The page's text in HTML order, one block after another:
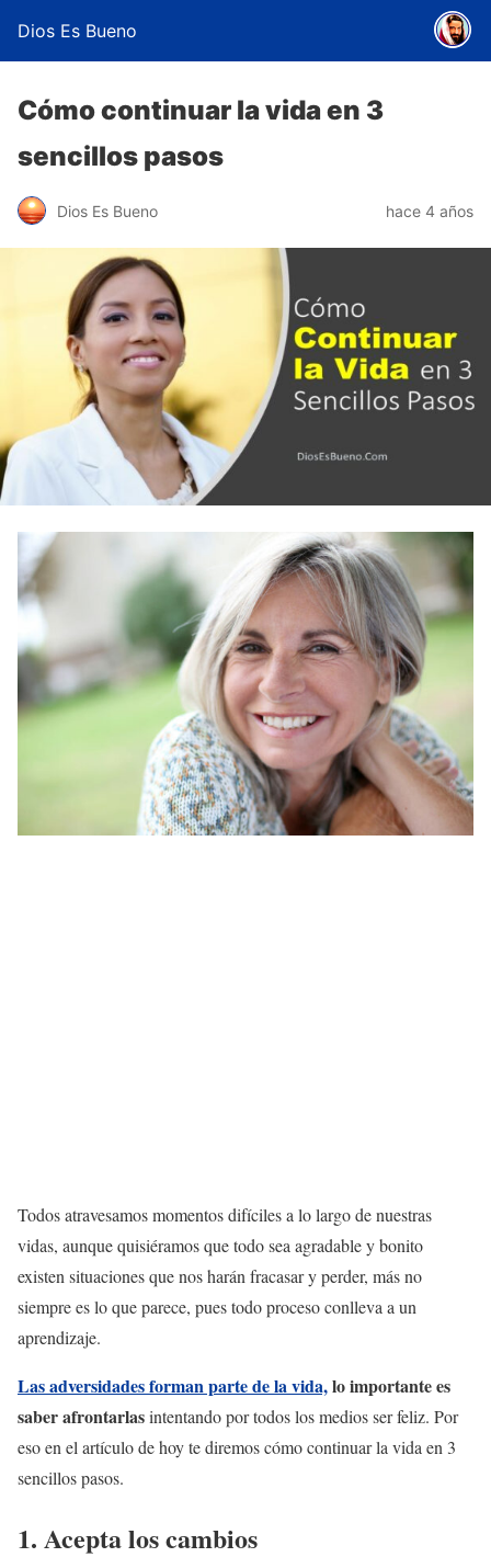
Dios Es Bueno
Cómo continuar la vida en 3
sencillos pasos
Dios Es Bueno hace 4 años
Todos atravesamos momentos difíciles a lo largo de nuestras
vidas, aunque quisiéramos que todo sea agradable y bonito
existen situaciones que nos harán fracasar y perder, más no
siempre es lo que parece, pues todo proceso conlleva a un
aprendizaje.
Las adversidades forman parte de la vida,lo importante es
saber afrontarlasintentando por todos los medios ser feliz. Por
eso en el artículo de hoy te diremos cómo continuar la vida en 3
sencillos pasos.
1. Acepta los cambios